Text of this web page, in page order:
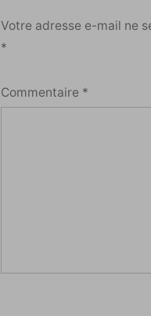
Votre adresse e-mail ne
*
Commentaire *